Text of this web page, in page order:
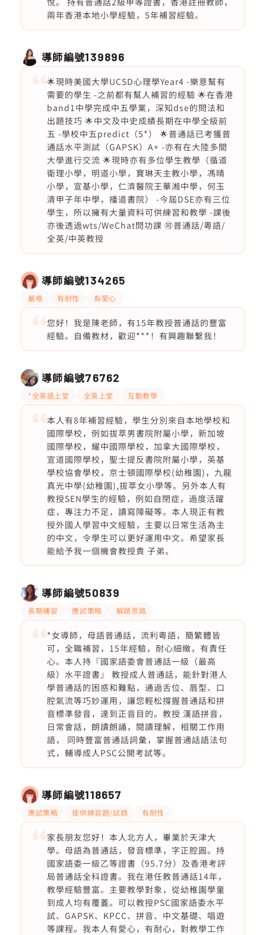
兩年香港本地小學經驗，5年補習經驗。
導師編號139896
🌟現時美國大學UCSD心理學Year4 -樂意幫有
需要的學生 -之前都有幫人補習的經驗 🌟在香港
band1中學完成中五學業，深知dse的問法和
出題技巧 🌟中文及中史成績長期在中學全級前
五 -學校中五predict（5*） 🌟普通話已考獲普
通話水平測試（GAPSK）A+ -亦有在大陸多間
大學進行交流 🌟現時亦有多位學生教學（循道
衛理小學，明道小學，寶琳天主教小學，馮晴
小學，宣基小學，仁濟醫院王華湘中學，何玉
清甲子年中學，播道書院） -今屆DSE亦有三位
學生，所以擁有大量資料可供練習和教學 -課後
亦後透過wts/WeChat問功課 🉑️普通話/粵語/
全英/中英教授
導師編號134265
嚴格 有耐性 有愛心
您好！我是陳老師，有15年教授普通話的豐富
經驗。自備教材，歡迎***！有興趣聯繫我！
導師編號76762
*全英語上堂 全英上堂 互動教學
本人有8年補習經驗，學生分別來自本地學校和
國際學校，例如拔萃男書院附屬小學，新加坡
國際學校，耀中國際學校，加拿大國際學校，
宣道國際學校，聖士提反書院附屬小學，英基
學校協會學校，京士頓國際學校(幼稚園)，九龍
真光中學(幼稚園),拔萃女小學等。另外本人有
教授SEN學生的經驗，例如自閉症，過度活躍
症，專注力不足，讀寫障礙等。本人現正有教
授外國人學習中文經驗，主要以日常生活為主
的中文，令學生可以更好運用中文。希望家長
能給予我一個機會教授貴 子弟。
導師編號50839
長期補習 應試策略 解題思路
*女導師，母語普通話，流利粵語，簡繁體皆
可，全職補習，15年經驗，耐心細緻，有責任
心。本人持『國家語委會普通話一級（最高
級）水平證書』 教授成人普通話，能針對港人
學普通話的困惑和難點，通過舌位、唇型、口
腔氣流等巧妙運用，讓您輕松撐握普通話和拼
音標凖發音，達到正音目的。教授 漢語拼音，
日常會話，朗讀朗誦，閱讀理解，相關工作用
語， 同時豐富普通話詞彙，掌握普通話語法句
式，輔導成人PSC公開考試等。
導師編號118657
應試策略 提供練習題/試題 有耐性
家長朋友您好！本人北方人，畢業於天津大
學。母語為普通話，發音標準，字正腔圓。持
國家語委一級乙等證書（95.7分）及香港考評
局普通話全科證書。我在港任教普通話14年，
教學經驗豐富。主要教學對象，從幼稚園學童
到成人均有覆蓋。可以教授PSC國家語委水平
試、GAPSK、KPCC、拼音、中文基礎、唱遊
等課程。我本人有愛心，有耐心，對教學工作